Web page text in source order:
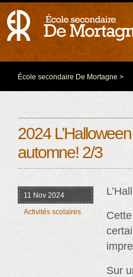
École secondaire De Mortagne >
2024
automne! 2/3
11 Nov 2024
Activités scolaires
Sur